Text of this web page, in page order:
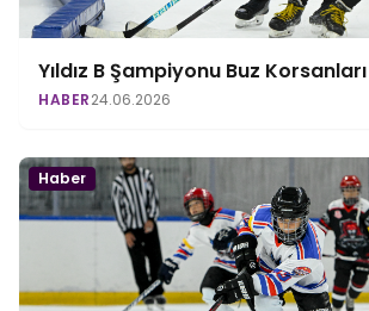
Yıldız B Şampiyonu Buz Korsanları
HABER24.06.2026
Haber